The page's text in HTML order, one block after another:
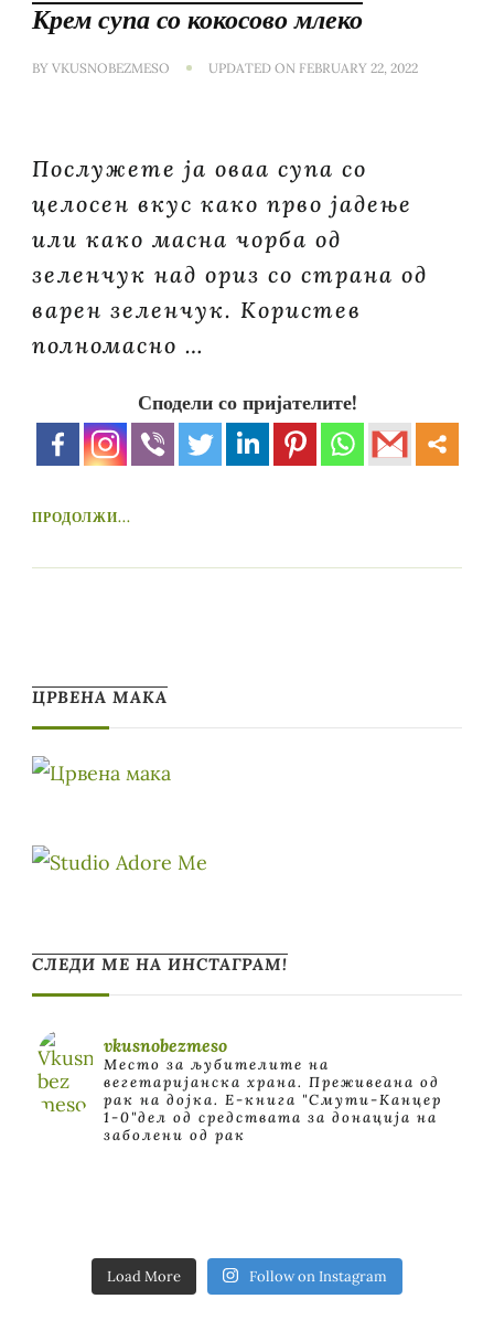
Крем супа со кокосово млеко
BY VKUSNOBEZMESO UPDATED ON FEBRUARY 22, 2022
Послужете ја оваа супа со
целосен вкус како прво јадење
или како маcна чорба од
зеленчук над ориз со страна од
варен зеленчук. Користeв
полномасно …
Сподели со пријателите!
ПРОДОЛЖИ...
ЦРВЕНА МАКА
СЛЕДИ МЕ НА ИНСТАГРАМ!
vkusnobezmeso
Место за љубителите на
вегетаријанска храна. Преживеана од
рак на дојка. E-книга "Смути-Канцер
1-0"дел од средствата за донација на
заболени од рак
Load More Follow on Instagram